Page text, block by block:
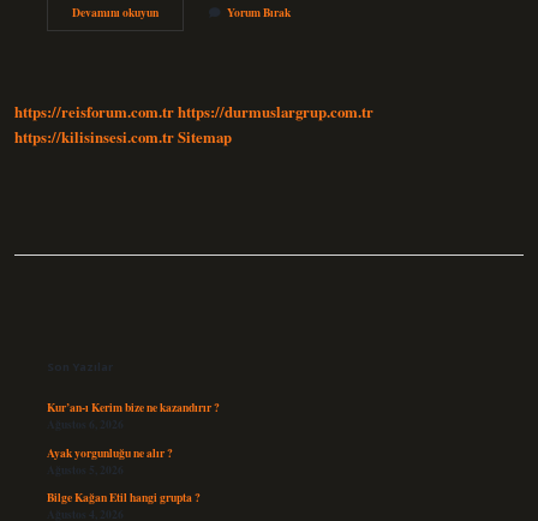
Devamını okuyun5V
24
Yorum Bırak
https://reisforum.com.trhttps://durmuslargrup.com.tr
https://kilisinsesi.com.trSitemap
Son Yazılar
Kur’an-ı Kerim bize ne kazandırır ?
Ağustos 6, 2026
Ayak yorgunluğu ne alır ?
Ağustos 5, 2026
Bilge Kağan Etil hangi grupta ?
Ağustos 4, 2026